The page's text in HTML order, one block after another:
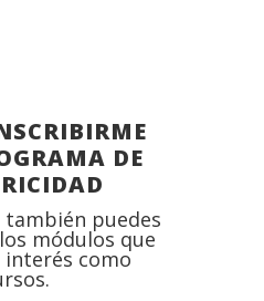
DE
también puedes
módulos que
interés como